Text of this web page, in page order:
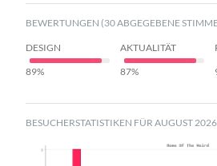
BEWERTUNGEN (30 ABGEGEBENE
DESIGN
89%
AKTUALITÄT
87%
BESUCHERSTATISTIKEN FÜR AUGUST 2026